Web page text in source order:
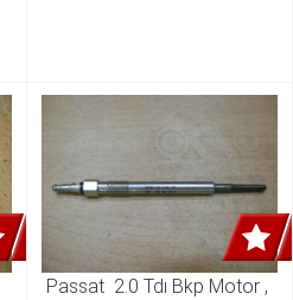
Passat  2.0 Tdı Bkp Motor ,